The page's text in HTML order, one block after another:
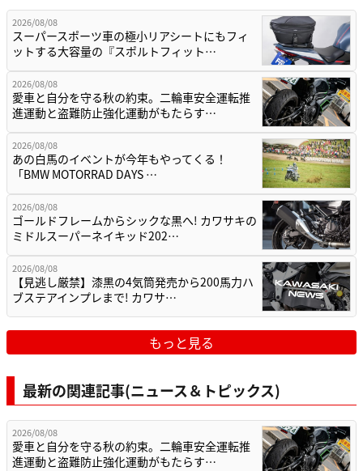
2026/08/08
スーパースポーツ車の極小リアシートにもフィ
ットする大容量の『スポルトフィット…
2026/08/08
愛車と自分を守る秋の約束。二輪車安全運転推
進運動と盗難防止強化運動がもたらす…
2026/08/08
あの白馬のイベントが今年もやってくる！
「BMW MOTORRAD DAYS …
2026/08/08
ゴールドフレームからシックな黒へ! カワサキの
ミドルスーパーネイキッド202…
2026/08/08
【見逃し厳禁】漆黒の4気筒発売から200馬力ハ
ブステアインプレまで! カワサ…
もっと見る
最新の関連記事(ニュース＆トピックス)
2026/08/08
愛車と自分を守る秋の約束。二輪車安全運転推
進運動と盗難防止強化運動がもたらす…